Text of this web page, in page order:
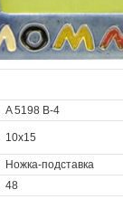
A 5198 B-4
10x15
Ножка-подставка
48